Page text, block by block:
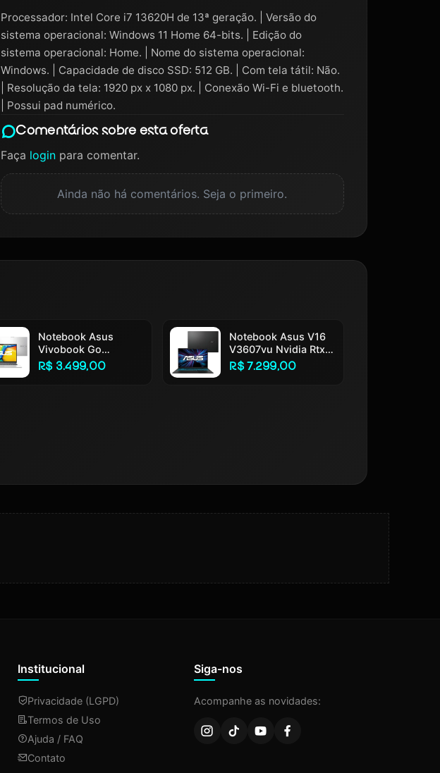
Processador: Intel Core i7 13620H de 13ª geração. | Versão do
sistema operacional: Windows 11 Home 64-bits. | Edição do
sistema operacional: Home. | Nome do sistema operacional:
Windows. | Capacidade de disco SSD: 512 GB. | Com tela tátil: Não.
| Resolução da tela: 1920 px x 1080 px. | Conexão Wi-Fi e bluetooth.
| Possui pad numérico.
Comentários sobre esta oferta
Faça login para comentar.
Ainda não há comentários. Seja o primeiro.
Notebook Asus
Vivobook Go
E1504ga Intel Core I3
N305 4gb Ram
R$ 3.499,00
Notebook Asus V16
V3607vu Nvidia Rtx
4050 Intel Core 5
210h 16gb Ram
R$ 7.299,00
Institucional
Privacidade (LGPD)
Termos de Uso
Ajuda / FAQ
Contato
Siga-nos
Acompanhe as novidades: